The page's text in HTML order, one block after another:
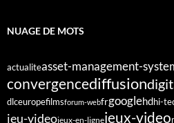
NUAGE DE MOTS
actualiteasset-management-
convergencediffusion
dlceuropefilmsforum-webfrgooglehdhi-
jeu-videojeux-en-lignejeux-video